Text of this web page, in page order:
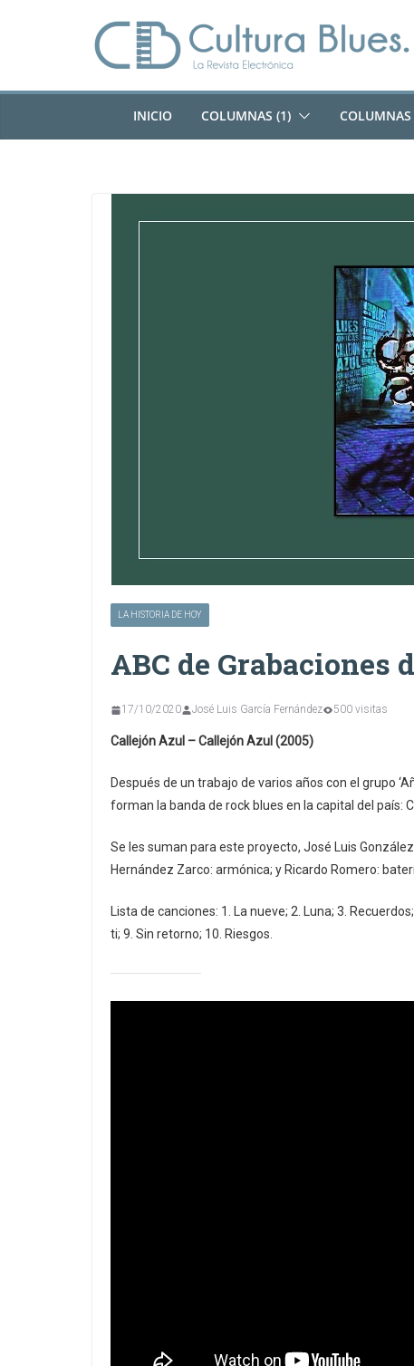
INICIO COLUMNAS (1) COLUMNAS
LA HISTORIA DE HOY
ABC de Grabaciones
17/10/2020 José Luis García Fernández 500 visitas
Callejón Azul – Callejón Azul (2005)
Después de un trabajo de varios años con el grupo
forman la banda de rock blues en la capital del país:
Se les suman para este proyecto, José Luis
Hernández Zarco: armónica; y Ricardo Romero:
Lista de canciones: 1. La nueve; 2. Luna; 3.
ti; 9. Sin retorno; 10. Riesgos.